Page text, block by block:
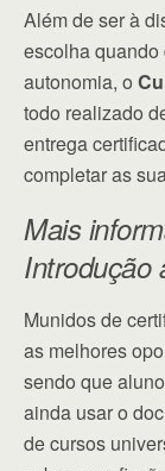
Além de ser à
escolha quando
autonomia, o
todo realizado
entrega
completar as
Mais
Introdução
Munidos de
as melhores
sendo que
ainda usar o
de cursos